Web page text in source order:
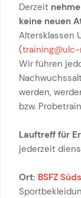
Derzeit
keine neuen
Altersklassen
(
Wir führen
werden,
bzw.
Lauftreff für
jederzeit
Ort: BSFZ